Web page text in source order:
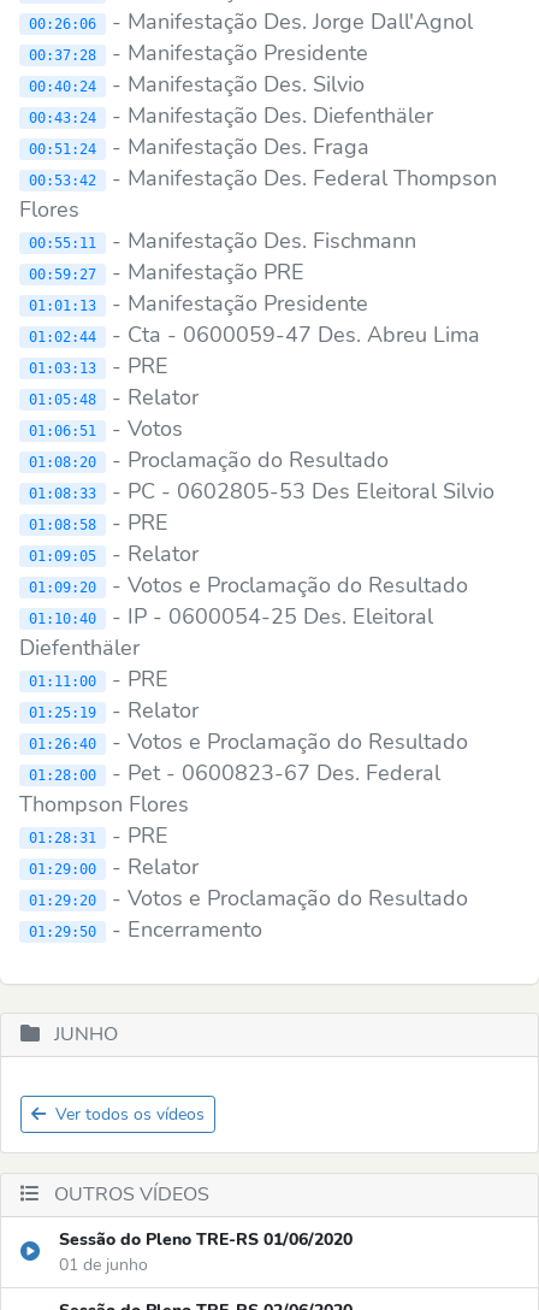
00:26:06 - Manifestação Des. Jorge Dall'Agnol
00:37:28 - Manifestação Presidente
00:40:24 - Manifestação Des. Silvio
00:43:24 - Manifestação Des. Diefenthäler
00:51:24 - Manifestação Des. Fraga
00:53:42
- Manifestação Des. Federal Thompson
Flores
00:55:11 - Manifestação Des. Fischmann
00:59:27 - Manifestação PRE
01:01:13 - Manifestação Presidente
01:02:44 - Cta - 0600059-47 Des. Abreu Lima
01:03:13 - PRE
01:05:48 - Relator
01:06:51 - Votos
01:08:20 - Proclamação do Resultado
01:08:33 - PC - 0602805-53 Des Eleitoral Silvio
01:08:58 - PRE
01:09:05 - Relator
01:09:20 - Votos e Proclamação do Resultado
01:10:40
- IP - 0600054-25 Des. Eleitoral
Diefenthäler
01:11:00 - PRE
01:25:19 - Relator
01:26:40 - Votos e Proclamação do Resultado
01:28:00
- Pet - 0600823-67 Des. Federal
Thompson Flores
01:28:31 - PRE
01:29:00 - Relator
01:29:20 - Votos e Proclamação do Resultado
01:29:50 - Encerramento
JUNHO
Ver todos os vídeos
OUTROS VÍDEOS
Sessão do Pleno TRE-RS 01/06/2020
01 de junho